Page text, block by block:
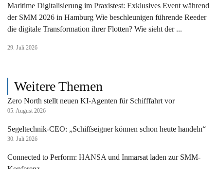
Maritime Digitalisierung im Praxistest: Exklusives Event während
der SMM 2026 in Hamburg Wie beschleunigen führende Reeder
die digitale Transformation ihrer Flotten? Wie sieht der ...
29. Juli 2026
Weitere Themen
Zero North stellt neuen KI-Agenten für Schifffahrt vor
05. August 2026
Segeltechnik-CEO: „Schiffseigner können schon heute handeln“
30. Juli 2026
Connected to Perform: HANSA und Inmarsat laden zur SMM-